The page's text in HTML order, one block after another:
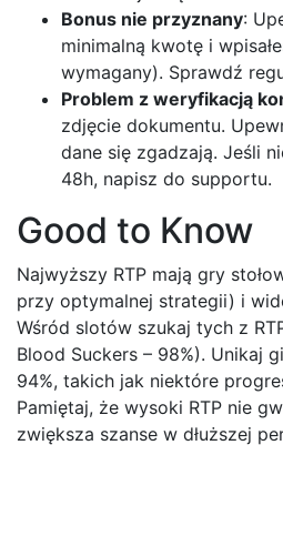
Bonus nie przyznany:
minimalną kwotę i
wymagany). Sprawdź
Problem z weryfikacją
zdjęcie dokumentu.
dane się zgadzają. Jeśli
48h, napisz do supportu.
Good to Know
Najwyższy RTP mają gry
przy optymalnej strategii) i
Wśród slotów szukaj tych z
Blood Suckers – 98%). Unikaj
94%, takich jak niektóre
Pamiętaj, że wysoki RTP nie
zwiększa szanse w dłuższej